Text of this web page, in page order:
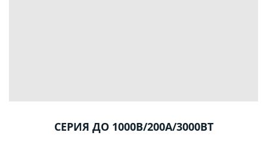
СЕРИЯ ДО 1000В/200А/3000ВТ